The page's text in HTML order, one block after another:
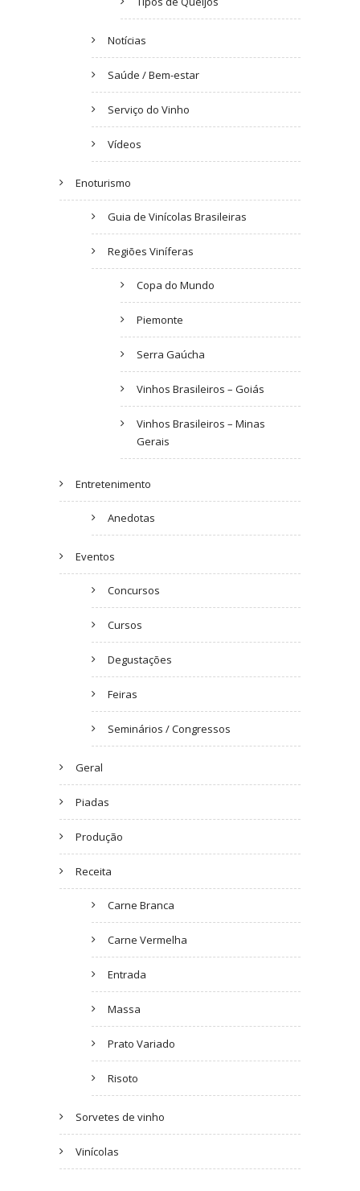
Notícias
Saúde / Bem-estar
Serviço do Vinho
Vídeos
Enoturismo
Guia de Vinícolas Brasileiras
Regiões Viníferas
Copa do Mundo
Piemonte
Serra Gaúcha
Vinhos Brasileiros – Goiás
Vinhos Brasileiros – Minas
Gerais
Entretenimento
Anedotas
Eventos
Concursos
Cursos
Degustações
Feiras
Seminários / Congressos
Geral
Piadas
Produção
Receita
Carne Branca
Carne Vermelha
Entrada
Massa
Prato Variado
Risoto
Sorvetes de vinho
Vinícolas